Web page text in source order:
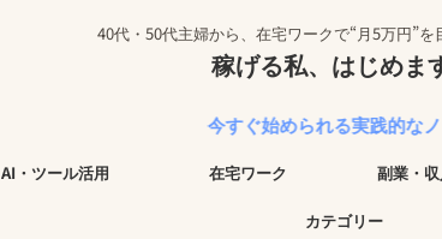
40代・50代主婦から、在宅ワークで“月5万円”
稼げる私、はじめま
今すぐ始められる実践的なノウハウをPDF
AI・ツール活用 在宅ワーク 副業・
カテゴリー